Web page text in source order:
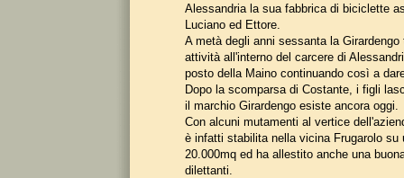
Alessandria la sua fabbrica di biciclette
Luciano ed Ettore.
A metà degli anni sessanta la
attività all'interno del carcere di
posto della Maino continuando così a
Dopo la scomparsa di Costante, i figli
il marchio Girardengo esiste ancora oggi.
Con alcuni mutamenti al vertice
è infatti stabilita nella vicina Frugarolo su
20.000mq ed ha allestito anche una
dilettanti.